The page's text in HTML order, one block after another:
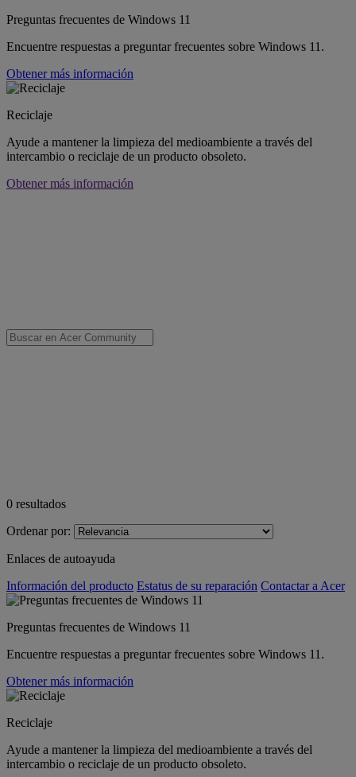
Preguntas frecuentes de Windows 11
Encuentre respuestas a preguntar frecuentes sobre Windows 11.
Obtener más información
Reciclaje
Ayude a mantener la limpieza del medioambiente a través del
intercambio o reciclaje de un producto obsoleto.
Obtener más información
0 resultados
Ordenar por:
Enlaces de autoayuda
Información del producto Estatus de su reparación Contactar a Acer
Preguntas frecuentes de Windows 11
Encuentre respuestas a preguntar frecuentes sobre Windows 11.
Obtener más información
Reciclaje
Ayude a mantener la limpieza del medioambiente a través del
intercambio o reciclaje de un producto obsoleto.